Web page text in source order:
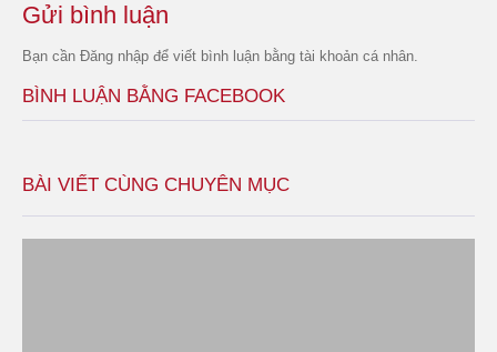
Gửi bình luận
Bạn cần Đăng nhập để viết bình luận bằng tài khoản cá nhân.
BÌNH LUẬN BẰNG FACEBOOK
BÀI VIẾT CÙNG CHUYÊN MỤC